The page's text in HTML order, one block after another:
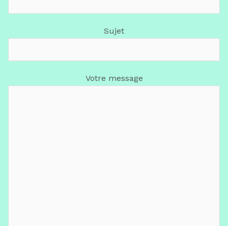
Sujet
Votre message